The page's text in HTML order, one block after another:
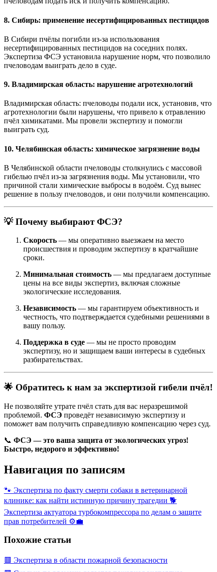
8. Сибирь: применение несертифицированных пестицидов
В Сибири пчёлы погибли из-за использования
несертифицированных пестицидов на соседних полях.
Экспертиза ФСЭ установила нарушение норм, что позволило
пчеловодам выиграть дело в суде.
9. Владимирская область: нарушение агротехнологий
Владимирская область: пчеловоды подали иск, установив, что
агротехнологии были нарушены, что привело к отравлению
пчёл химикатами. Мы провели экспертизу и помогли
выиграть суд.
10. Челябинская область: химическое загрязнение воды
В Челябинской области пчеловоды столкнулись с массовой
гибелью пчёл из-за загрязнения воды. Мы установили, что
причиной стали химические выбросы в водоём. Суд вынес
решение в пользу пчеловодов, и они получили компенсацию.
💡Почему выбирают ФСЭ?
Скорость — мы оперативно выезжаем на место
происшествия и проводим экспертизу в кратчайшие
сроки.
Минимальная стоимость — мы предлагаем доступные
цены на все виды экспертиз, включая сложные
экологические исследования.
Независимость — мы гарантируем объективность и
честность, что подтверждается судебными решениями в
вашу пользу.
Поддержка в суде — мы не просто проводим
экспертизу, но и защищаем ваши интересы в судебных
разбирательствах.
🌟 Обратитесь к нам за экспертизой гибели пчёл!
Не позволяйте утрате пчёл стать для вас неразрешимой
проблемой. ФСЭ проведёт независимую экспертизу и
поможет вам получить справедливую компенсацию через суд.
📞 ФСЭ — это ваша защита от экологических угроз!
Быстро, недорого и эффективно!
Навигация по записям
🐾 Экспертиза по факту смерти собаки в ветеринарной
клинике: как найти истинную причину трагедии 🐕
Экспертиза актуатора турбокомпрессора по делам о защите
прав потребителей ⚙️💼
Похожие статьи
🟥 Экспертиза в области пожарной безопасности